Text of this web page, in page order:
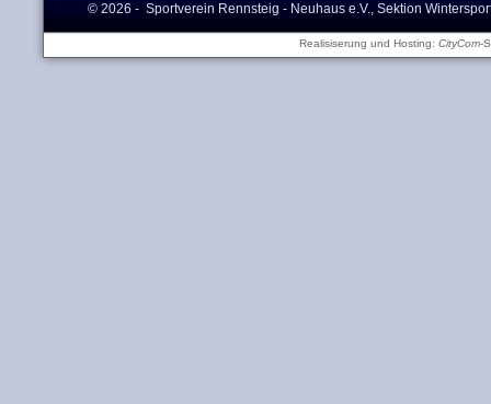
© 2026 - Sportverein Rennsteig - Neuhaus e.V., Sektion
Realisiserung und Hosting: CityCom-